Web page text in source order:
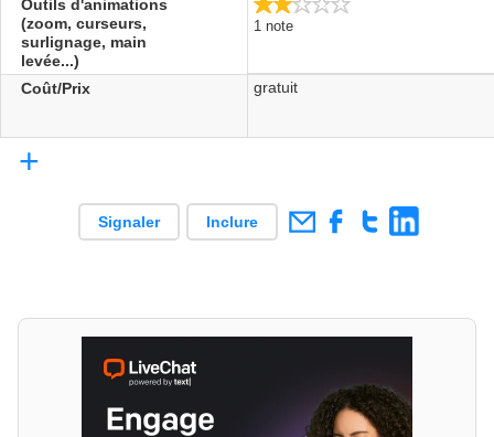
Outils d'animations
(zoom, curseurs,
surlignage, main
levée...)
1 note
Coût/Prix gratuit
+
Signaler Inclure